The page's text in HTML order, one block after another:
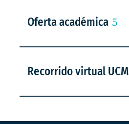
Oferta académica
Recorrido virtual UCM